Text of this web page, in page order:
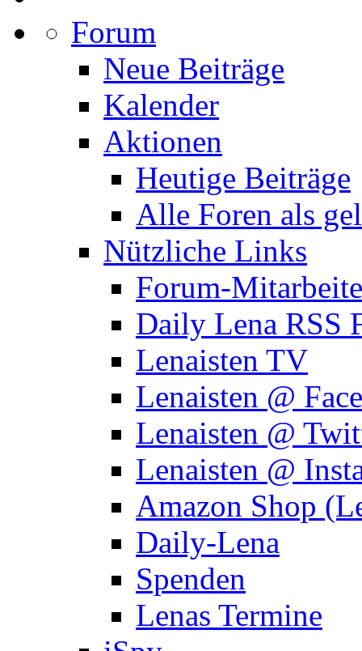
Forum
Neue Beiträge
Kalender
Aktionen
Heutige Beiträge
Alle Foren als
Nützliche Links
Forum-
Daily Lena RSS
Lenaisten TV
Lenaisten @
Lenaisten @
Lenaisten @
Amazon Shop
Daily-Lena
Spenden
Lenas Termine